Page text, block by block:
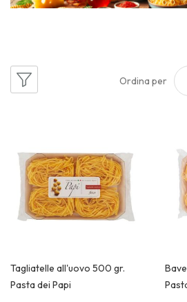
Ordina per
Tagliatelle all'uovo 500 gr.
Pasta dei Papi